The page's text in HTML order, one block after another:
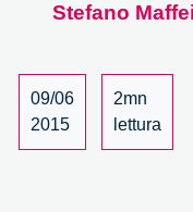
Stefano Maffei
09/06
2015
2mn
lettura